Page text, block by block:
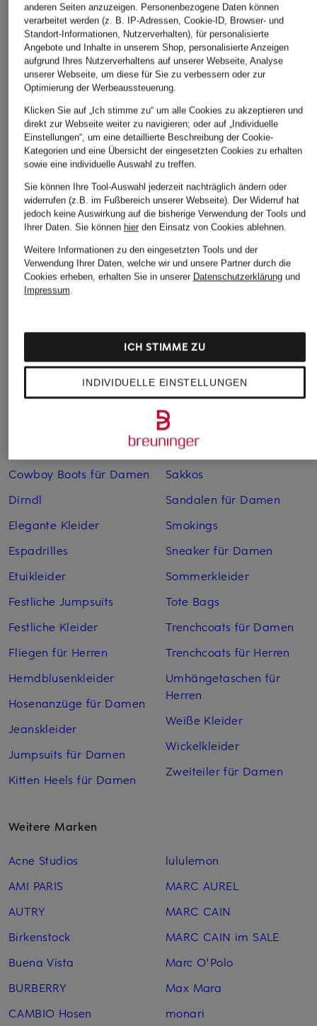
Juvia
Sweatpants
CHF 80
Ursprünglich:CHF 159
MARC CAIN
Hose RHODOS mit
Leinen
CHF 189
Ursprünglich: CHF 239
Nike
Sweatpants
CHF 60
Weitere Kategorien
Abendkleider
Bademäntel für Herren
Bikinis für Damen
Boleros für Damen
Cowboy Boots für Damen
Dirndl
Elegante Kleider
Espadrilles
Etuikleider
Festliche Jumpsuits
Festliche Kleider
Fliegen für Herren
Hemdblusenkleider
Hosenanzüge für Damen
Jeanskleider
Jumpsuits für Damen
Kitten Heels für Damen
Lederjacken für Herren
Leinenhosen für Herren
Leinenkleider
Maxikleider
Regenmäntel für Damen
Sakkos
Sandalen für Damen
Smokings
Sneaker für Damen
Sommerkleider
Tote Bags
Trenchcoats für Damen
Trenchcoats für Herren
Umhängetaschen für
Herren
Weiße Kleider
Wickelkleider
Zweiteiler für Damen
Weitere Marken
Acne Studios
AMI PARIS
AUTRY
Birkenstock
Buena Vista
BURBERRY
CAMBIO Hosen
lululemon
MARC AUREL
MARC CAIN
MARC CAIN im SALE
Marc O'Polo
Max Mara
monari
anderen Seiten anzuzeigen. Personenbezogene Daten können
verarbeitet werden (z. B. IP-Adressen, Cookie-ID, Browser- und
Standort-Informationen, Nutzerverhalten), für personalisierte
Angebote und Inhalte in unserem Shop, personalisierte Anzeigen
aufgrund Ihres Nutzerverhaltens auf unserer Webseite, Analyse
unserer Webseite, um diese für Sie zu verbessern oder zur
Optimierung der Werbeaussteuerung.
Klicken Sie auf „Ich stimme zu“ um alle Cookies zu akzeptieren und
direkt zur Webseite weiter zu navigieren; oder auf „Individuelle
Einstellungen“, um eine detaillierte Beschreibung der Cookie-
Kategorien und eine Übersicht der eingesetzten Cookies zu erhalten
sowie eine individuelle Auswahl zu treffen.
Sie können Ihre Tool-Auswahl jederzeit nachträglich ändern oder
widerrufen (z.B. im Fußbereich unserer Webseite). Der Widerruf hat
jedoch keine Auswirkung auf die bisherige Verwendung der Tools und
Ihrer Daten. Sie können hierden Einsatz von Cookies ablehnen.
Weitere Informationen zu den eingesetzten Tools und der
Verwendung Ihrer Daten, welche wir und unsere Partner durch die
Cookies erheben, erhalten Sie in unserer Datenschutzerklärungund
Impressum.
INDIVIDUELLE EINSTELLUNGEN
ICH STIMME ZU